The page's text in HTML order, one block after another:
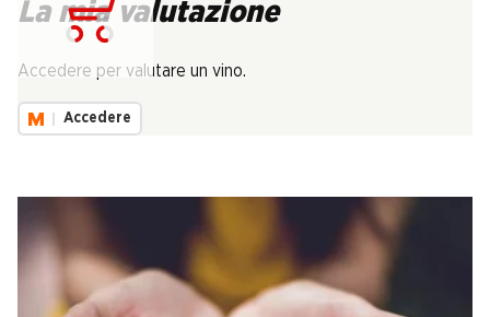
La mia valutazione
Accedere per valutare un vino.
Accedere